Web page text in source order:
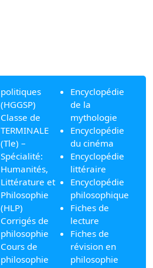
politiques
(HGGSP)
Classe de
TERMINALE
(Tle) –
Spécialité:
Humanités,
Littérature et
Philosophie
(HLP)
Corrigés de
philosophie
Cours de
philosophie
Encyclopédie
de la
mythologie
Encyclopédie
du cinéma
Encyclopédie
littéraire
Encyclopédie
philosophique
Fiches de
lecture
Fiches de
révision en
philosophie